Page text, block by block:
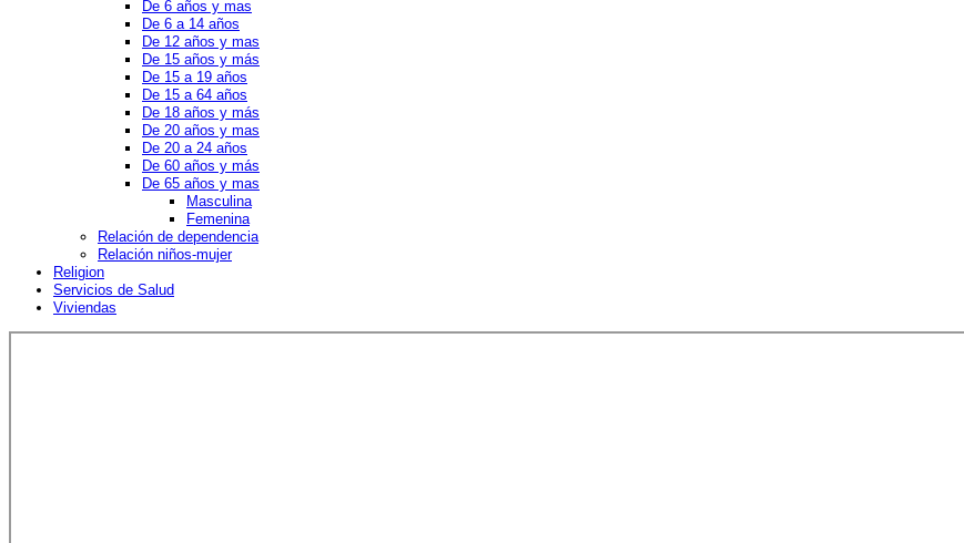
De 6 años y mas
De 6 a 14 años
De 12 años y mas
De 15 años y más
De 15 a 19 años
De 15 a 64 años
De 18 años y más
De 20 años y mas
De 20 a 24 años
De 60 años y más
De 65 años y mas
Masculina
Femenina
Relación de dependencia
Relación niños-mujer
Religion
Servicios de Salud
Viviendas